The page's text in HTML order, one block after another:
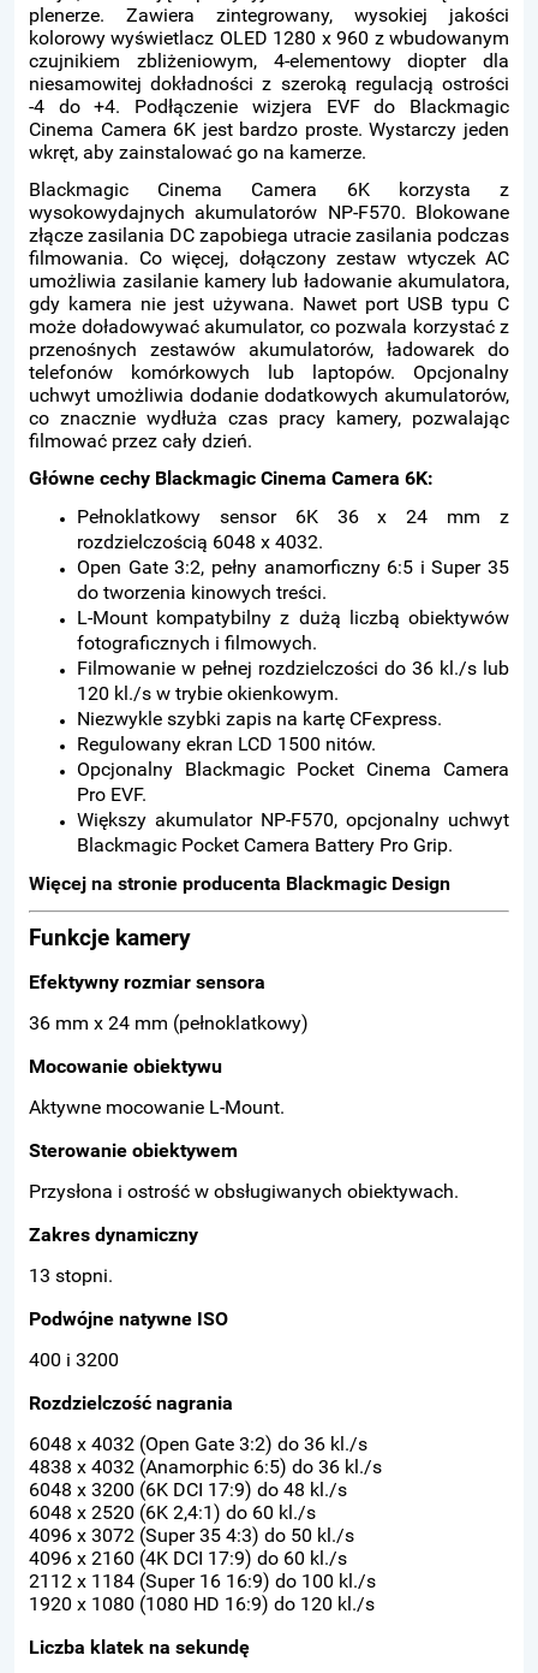
plenerze. Zawiera zintegrowany, wysokiej jakości
kolorowy wyświetlacz OLED 1280 x 960 z wbudowanym
czujnikiem zbliżeniowym, 4-elementowy diopter dla
niesamowitej dokładności z szeroką regulacją ostrości
-4 do +4. Podłączenie wizjera EVF do Blackmagic
Cinema Camera 6K jest bardzo proste. Wystarczy jeden
wkręt, aby zainstalować go na kamerze.
Blackmagic Cinema Camera 6K korzysta z
wysokowydajnych akumulatorów NP-F570. Blokowane
złącze zasilania DC zapobiega utracie zasilania podczas
filmowania. Co więcej, dołączony zestaw wtyczek AC
umożliwia zasilanie kamery lub ładowanie akumulatora,
gdy kamera nie jest używana. Nawet port USB typu C
może doładowywać akumulator, co pozwala korzystać z
przenośnych zestawów akumulatorów, ładowarek do
telefonów komórkowych lub laptopów. Opcjonalny
uchwyt umożliwia dodanie dodatkowych akumulatorów,
co znacznie wydłuża czas pracy kamery, pozwalając
filmować przez cały dzień.
Główne cechy Blackmagic Cinema Camera 6K:
Pełnoklatkowy sensor 6K 36 x 24 mm z
rozdzielczością 6048 x 4032.
Open Gate 3:2, pełny anamorficzny 6:5 i Super 35
do tworzenia kinowych treści.
L-Mount kompatybilny z dużą liczbą obiektywów
fotograficznych i filmowych.
Filmowanie w pełnej rozdzielczości do 36 kl./s lub
120 kl./s w trybie okienkowym.
Niezwykle szybki zapis na kartę CFexpress.
Regulowany ekran LCD 1500 nitów.
Opcjonalny Blackmagic Pocket Cinema Camera
Pro EVF.
Większy akumulator NP-F570, opcjonalny uchwyt
Blackmagic Pocket Camera Battery Pro Grip.
Więcej na stronie producenta Blackmagic Design
Funkcje kamery
Efektywny rozmiar sensora
36 mm x 24 mm (pełnoklatkowy)
Mocowanie obiektywu
Aktywne mocowanie L-Mount.
Sterowanie obiektywem
Przysłona i ostrość w obsługiwanych obiektywach.
Zakres dynamiczny
13 stopni.
Podwójne natywne ISO
400 i 3200
Rozdzielczość nagrania
6048 x 4032 (Open Gate 3:2) do 36 kl./s
4838 x 4032 (Anamorphic 6:5) do 36 kl./s
6048 x 3200 (6K DCI 17:9) do 48 kl./s
6048 x 2520 (6K 2,4:1) do 60 kl./s
4096 x 3072 (Super 35 4:3) do 50 kl./s
4096 x 2160 (4K DCI 17:9) do 60 kl./s
2112 x 1184 (Super 16 16:9) do 100 kl./s
1920 x 1080 (1080 HD 16:9) do 120 kl./s
Liczba klatek na sekundę